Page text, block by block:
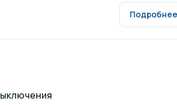
Подробнее